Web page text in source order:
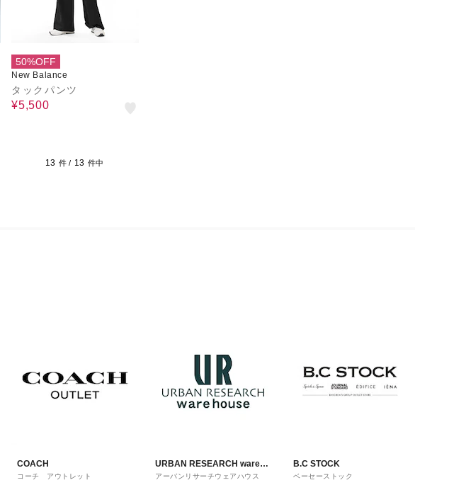
50%OFF
New Balance
タックパンツ
¥5,500
13 件 / 13 件中
COACH
コーチ アウトレット
URBAN RESEARCH ware
house
アーバンリサーチウェアハウス
B.C STOCK
ベーセーストック